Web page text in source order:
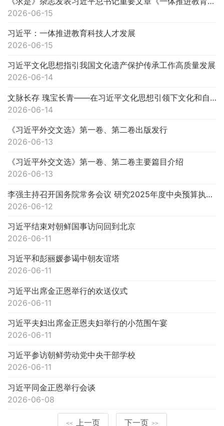
2026-06-15
习近平：一体推进教育科技人才发展
2026-06-15
习近平文化思想指引我国文化遗产保护传承工作高质量发展
2026-06-14
文脉长存 瑰宝长青——在习近平文化思想引领下文化和自然遗产保护传承利用工作开创新局面
2026-06-14
《习近平外交文选》第一卷、第二卷出版发行
2026-06-13
《习近平外交文选》第一卷、第二卷主要篇目介绍
2026-06-13
李强主持召开国务院常务会议 研究2025年度中央预算执行和其他财政收支审计查出问题整改工作等
2026-06-12
习近平结束对朝鲜国事访问回到北京
2026-06-11
习近平和彭丽媛参谒中朝友谊塔
2026-06-11
习近平出席金正恩举行的欢送仪式
2026-06-11
习近平夫妇出席金正恩夫妇举行的小范围午宴
2026-06-11
习近平参访朝鲜劳动党中央干部学校
2026-06-11
习近平同金正恩举行会谈
2026-06-08
<< 上一页 下一页 >>